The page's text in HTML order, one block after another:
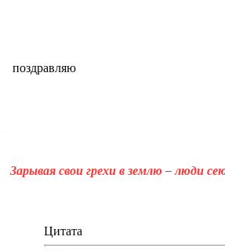
поздравляю
Зарывая свои грехи в землю – люди
Цитата